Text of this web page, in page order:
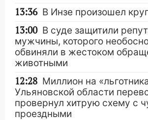
13:36 В Инзе произошел
13:00 В суде защитили
мужчины, которого
обвиняли в жестоком
животными
12:28 Миллион на
Ульяновской области
провернул хитрую схему с
проездными